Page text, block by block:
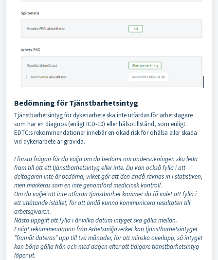
Bedömning för Tjänstbarhetsintyg
Tjänstbarhetsintyg för dykeriarbete ska inte utfärdas för arbetstagare
som har en diagnos (enligt ICD-10) eller hälsotillstånd, som enligt
EDTC:s rekommendationer innebär en ökad risk för ohälsa eller skada
vid dykeriarbete är gravida.
I första frågan får du välja om du bedömt om undersökningen ska leda
fram till att ett tjänstbarhetsintyg eller inte. Du kan också fylla i att
deltagaren inte är bedömd, vilket gör att den ändå räknas in i statistiken,
men markeras som en inte genomförd medicinsk kontroll.
Om du väljer att inte utfärda tjänstbarhet kommer du få valet att fylla i
ett utlåtande istället, för att ändå kunna kommunicera resultaten till
arbetsgivaren.
Nästa uppgift att fylla i är vilka datum intyget ska gälla mellan.
Enligt rekommendation från Arbetsmiljöverket kan tjänstbarhetsintyget
”framåt dateras” upp till två månader, för att minska överlapp, så intyget
kan börja gälla från och med dagen efter att tidigare tjänstbarhetsintyg
löper ut.